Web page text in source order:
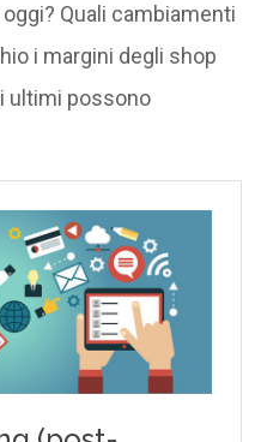
Quali cambiamenti
i margini degli shop
ultimi possono